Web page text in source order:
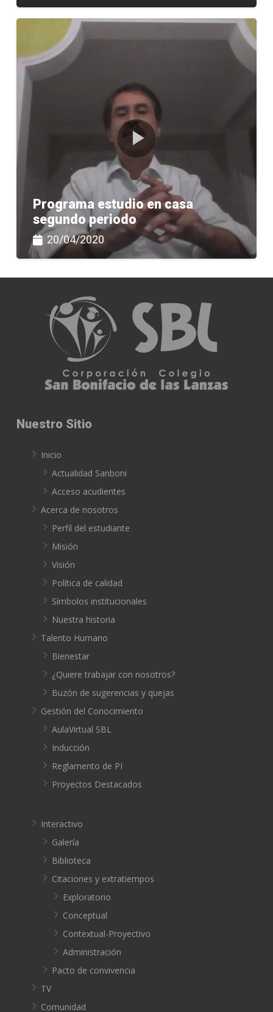
Programa estudio en casa
segundo periodo
20/04/2020
Nuestro Sitio
Inicio
Actualidad Sanboni
Acceso acudientes
Acerca de nosotros
Perfil del estudiante
Misión
Visión
Política de calidad
Símbolos institucionales
Nuestra historia
Talento Humano
Bienestar
¿Quiere trabajar con nosotros?
Buzón de sugerencias y quejas
Gestión del Conocimiento
AulaVirtual SBL
Inducción
Reglamento de PI
Proyectos Destacados
Interactivo
Galería
Biblioteca
Citaciones y extratiempos
Exploratorio
Conceptual
Contextual-Proyectivo
Administración
Pacto de convivencia
TV
Comunidad